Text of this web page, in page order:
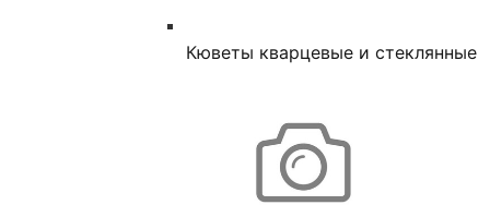
Кюветы кварцевые и стеклянные